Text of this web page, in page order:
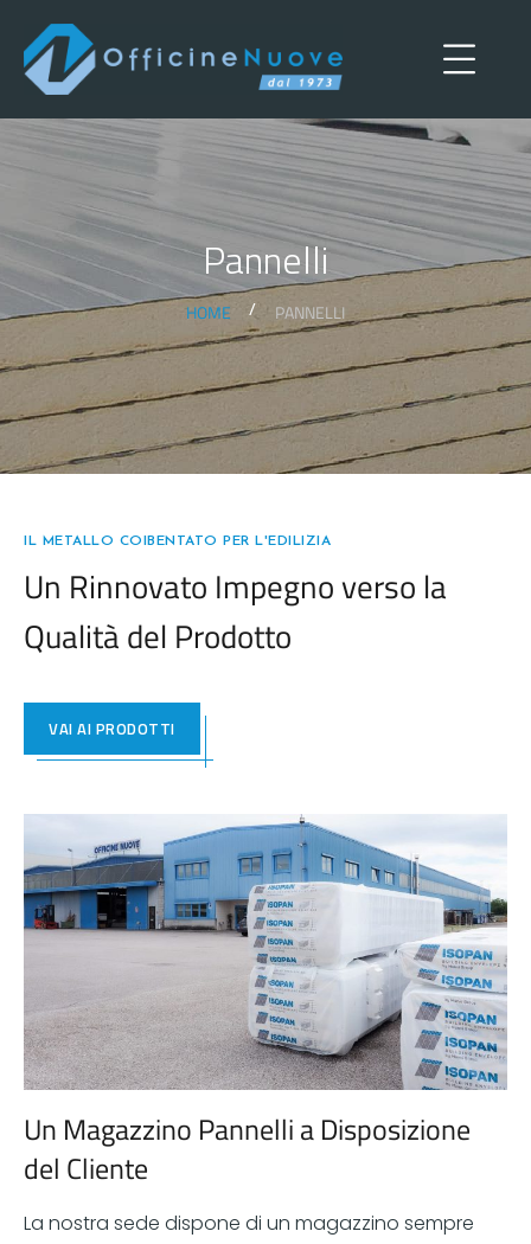
Pannelli
HOME PANNELLI
IL METALLO COIBENTATO PER L'EDILIZIA
Un Rinnovato Impegno verso la
Qualità del Prodotto
VAI AI PRODOTTI
Un Magazzino Pannelli a Disposizione
del Cliente
La nostra sede dispone di un magazzino sempre